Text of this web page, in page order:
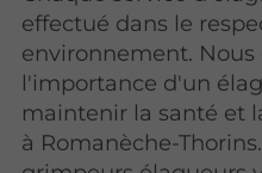
effectué dans le
environnement.
l'importance d'un
maintenir la santé et
à Romanèche-